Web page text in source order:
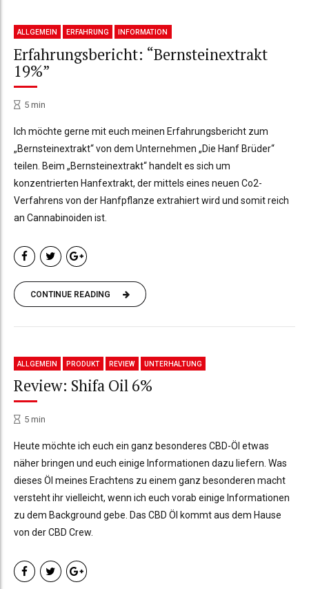
ALLGEMEIN ERFAHRUNG INFORMATION
Erfahrungsbericht: “Bernsteinextrakt
19%”
5 min
Ich möchte gerne mit euch meinen Erfahrungsbericht zum
„Bernsteinextrakt“ von dem Unternehmen „Die Hanf Brüder“
teilen. Beim „Bernsteinextrakt“ handelt es sich um
konzentrierten Hanfextrakt, der mittels eines neuen Co2-
Verfahrens von der Hanfpflanze extrahiert wird und somit reich
an Cannabinoiden ist.
CONTINUE READING
ALLGEMEIN PRODUKT REVIEW UNTERHALTUNG
Review: Shifa Oil 6%
5 min
Heute möchte ich euch ein ganz besonderes CBD-Öl etwas
näher bringen und euch einige Informationen dazu liefern. Was
dieses Öl meines Erachtens zu einem ganz besonderen macht
versteht ihr vielleicht, wenn ich euch vorab einige Informationen
zu dem Background gebe. Das CBD Öl kommt aus dem Hause
von der CBD Crew.